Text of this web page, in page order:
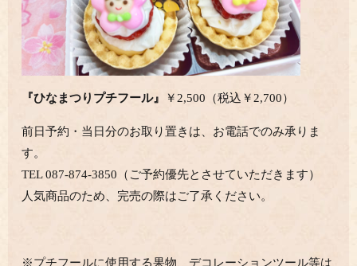
『ひなまつりプチフール』 ￥2,500（税込￥2,700）
前日予約・当日分のお取り置きは、お電話でのみ承りま
す。
TEL 087-874-3850（ご予約優先とさせていただきます）
人気商品のため、完売の際はご了承ください。
※プチフールに使用する果物、デコレーションツール等は